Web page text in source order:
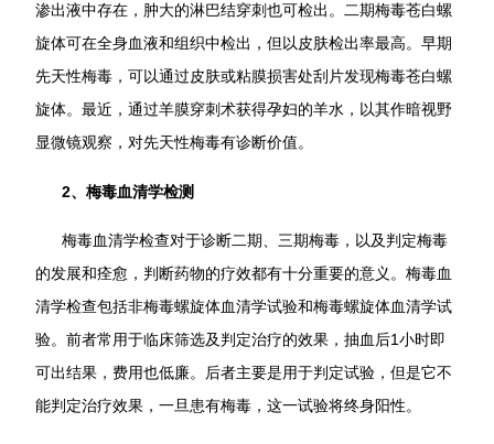
渗出液中存在，肿大的淋巴结穿刺也可检出。二期梅毒苍白螺
旋体可在全身血液和组织中检出，但以皮肤检出率最高。早期
先天性梅毒，可以通过皮肤或粘膜损害处刮片发现梅毒苍白螺
旋体。最近，通过羊膜穿刺术获得孕妇的羊水，以其作暗视野
显微镜观察，对先天性梅毒有诊断价值。
2、梅毒血清学检测
梅毒血清学检查对于诊断二期、三期梅毒，以及判定梅毒
的发展和痊愈，判断药物的疗效都有十分重要的意义。梅毒血
清学检查包括非梅毒螺旋体血清学试验和梅毒螺旋体血清学试
验。前者常用于临床筛选及判定治疗的效果，抽血后1小时即
可出结果，费用也低廉。后者主要是用于判定试验，但是它不
能判定治疗效果，一旦患有梅毒，这一试验将终身阳性。